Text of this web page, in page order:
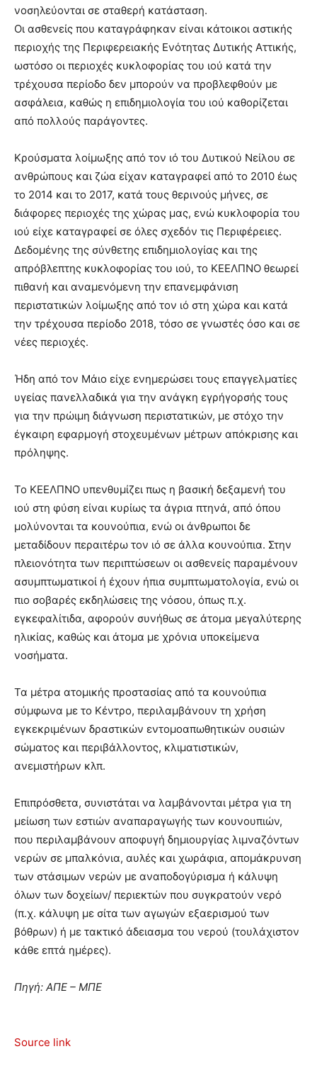
νοσηλεύονται σε σταθερή κατάσταση.
Οι ασθενείς που καταγράφηκαν είναι κάτοικοι αστικής
περιοχής της Περιφερειακής Ενότητας Δυτικής Αττικής,
ωστόσο οι περιοχές κυκλοφορίας του ιού κατά την
τρέχουσα περίοδο δεν μπορούν να προβλεφθούν με
ασφάλεια, καθώς η επιδημιολογία του ιού καθορίζεται
από πολλούς παράγοντες.
Κρούσματα λοίμωξης από τον ιό του Δυτικού Νείλου σε
ανθρώπους και ζώα είχαν καταγραφεί από το 2010 έως
το 2014 και το 2017, κατά τους θερινούς μήνες, σε
διάφορες περιοχές της χώρας μας, ενώ κυκλοφορία του
ιού είχε καταγραφεί σε όλες σχεδόν τις Περιφέρειες.
Δεδομένης της σύνθετης επιδημιολογίας και της
απρόβλεπτης κυκλοφορίας του ιού, το ΚΕΕΛΠΝΟ θεωρεί
πιθανή και αναμενόμενη την επανεμφάνιση
περιστατικών λοίμωξης από τον ιό στη χώρα και κατά
την τρέχουσα περίοδο 2018, τόσο σε γνωστές όσο και σε
νέες περιοχές.
Ήδη από τον Μάιο είχε ενημερώσει τους επαγγελματίες
υγείας πανελλαδικά για την ανάγκη εγρήγορσής τους
για την πρώιμη διάγνωση περιστατικών, με στόχο την
έγκαιρη εφαρμογή στοχευμένων μέτρων απόκρισης και
πρόληψης.
Το ΚΕΕΛΠΝΟ υπενθυμίζει πως η βασική δεξαμενή του
ιού στη φύση είναι κυρίως τα άγρια πτηνά, από όπου
μολύνονται τα κουνούπια, ενώ οι άνθρωποι δε
μεταδίδουν περαιτέρω τον ιό σε άλλα κουνούπια. Στην
πλειονότητα των περιπτώσεων οι ασθενείς παραμένουν
ασυμπτωματικοί ή έχουν ήπια συμπτωματολογία, ενώ οι
πιο σοβαρές εκδηλώσεις της νόσου, όπως π.χ.
εγκεφαλίτιδα, αφορούν συνήθως σε άτομα μεγαλύτερης
ηλικίας, καθώς και άτομα με χρόνια υποκείμενα
νοσήματα.
Τα μέτρα ατομικής προστασίας από τα κουνούπια
σύμφωνα με το Κέντρο, περιλαμβάνουν τη χρήση
εγκεκριμένων δραστικών εντομοαπωθητικών ουσιών
σώματος και περιβάλλοντος, κλιματιστικών,
ανεμιστήρων κλπ.
Επιπρόσθετα, συνιστάται να λαμβάνονται μέτρα για τη
μείωση των εστιών αναπαραγωγής των κουνουπιών,
που περιλαμβάνουν αποφυγή δημιουργίας λιμναζόντων
νερών σε μπαλκόνια, αυλές και χωράφια, απομάκρυνση
των στάσιμων νερών με αναποδογύρισμα ή κάλυψη
όλων των δοχείων/ περιεκτών που συγκρατούν νερό
(π.χ. κάλυψη με σίτα των αγωγών εξαερισμού των
βόθρων) ή με τακτικό άδειασμα του νερού (τουλάχιστον
κάθε επτά ημέρες).
Πηγή: ΑΠΕ – ΜΠΕ
Source link